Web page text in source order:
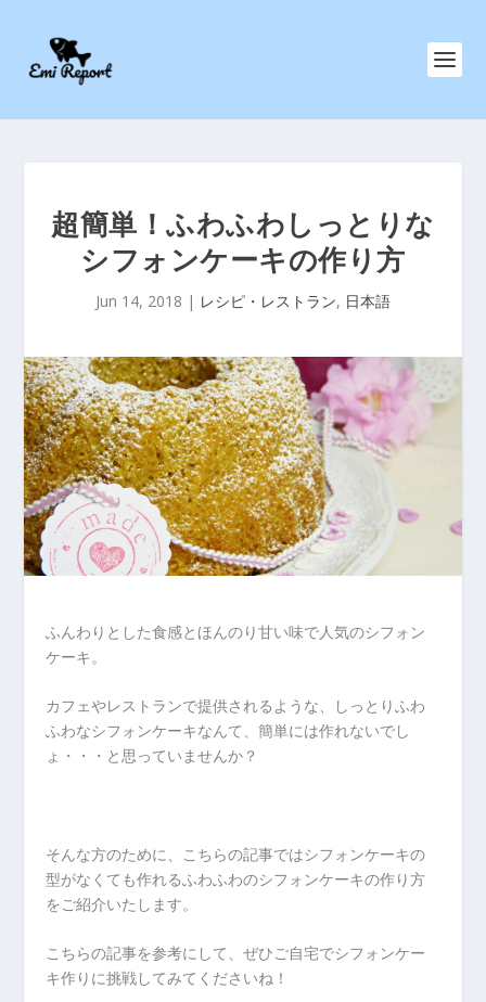
超簡単！ふわふわしっとりな
シフォンケーキの作り方
Jun 14, 2018 | レシピ・レストラン, 日本語
ふんわりとした食感とほんのり甘い味で人気のシフォン
ケーキ。
カフェやレストランで提供されるような、しっとりふわ
ふわなシフォンケーキなんて、簡単には作れないでし
ょ・・・と思っていませんか？
そんな方のために、こちらの記事ではシフォンケーキの
型がなくても作れるふわふわのシフォンケーキの作り方
をご紹介いたします。
こちらの記事を参考にして、ぜひご自宅でシフォンケー
キ作りに挑戦してみてくださいね！